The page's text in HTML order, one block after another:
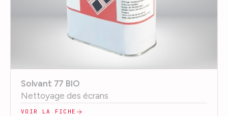
Solvant 77 BIO
Nettoyage des écrans
VOIR LA FICHE